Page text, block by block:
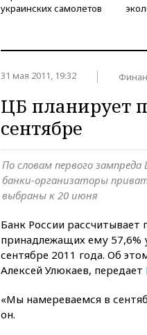
украинских самолетов
31 мая 2011, 19:32
ЦБ планирует
сентябре
По словам первого
банки-организаторы
выбраны к 20 июня
Банк России рассчитывает
принадлежащих ему 57,6%
сентябре 2011 года. Об
Алексей Улюкаев, передает
«Мы намереваемся в
он.